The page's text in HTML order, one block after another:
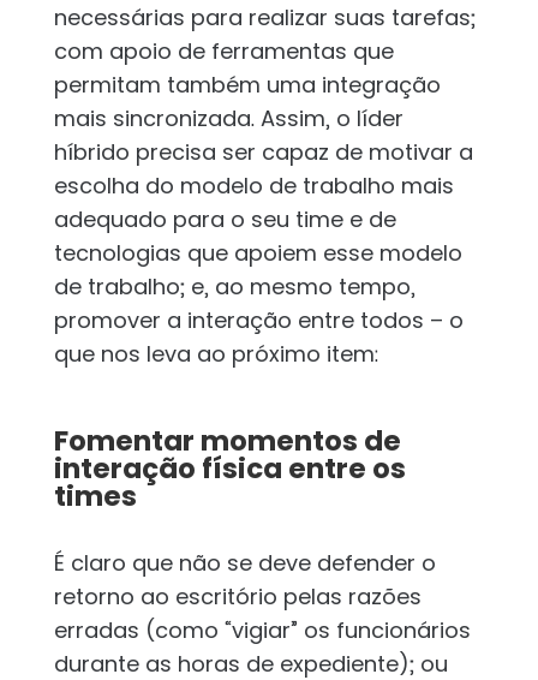
necessárias para realizar suas tarefas;
com apoio de ferramentas que
permitam também uma integração
mais sincronizada. Assim, o líder
híbrido precisa ser capaz de motivar a
escolha do modelo de trabalho mais
adequado para o seu time e de
tecnologias que apoiem esse modelo
de trabalho; e, ao mesmo tempo,
promover a interação entre todos – o
que nos leva ao próximo item:
Fomentar momentos de
interação física entre os
times
É claro que não se deve defender o
retorno ao escritório pelas razões
erradas (como “vigiar” os funcionários
durante as horas de expediente); ou